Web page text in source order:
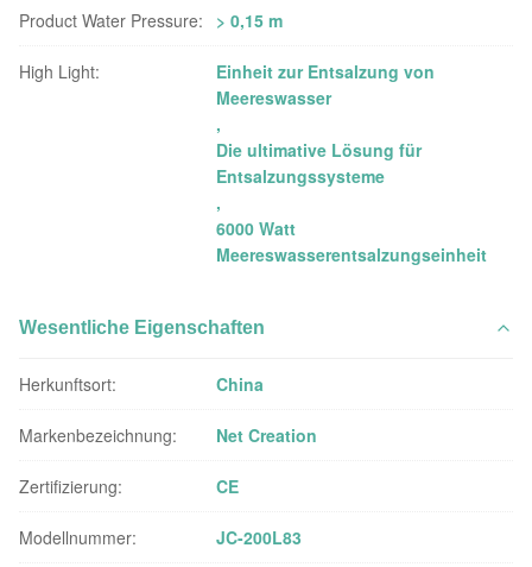
Product Water Pressure: > 0,15 m
High Light:
Einheit zur Entsalzung von
Meereswasser
,
Die ultimative Lösung für
Entsalzungssysteme
,
6000 Watt
Meereswasserentsalzungseinheit
Wesentliche Eigenschaften
Herkunftsort: China
Markenbezeichnung: Net Creation
Zertifizierung: CE
Modellnummer: JC-200L83